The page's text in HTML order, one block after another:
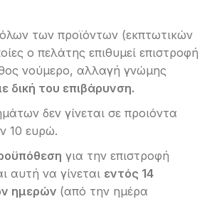
των προϊόντων (εκπτωτικών
ο πελάτης επιθυμεί επιστροφή
νούμερο, αλλαγή γνώμης
δική του επιβάρυνση.
δεν γίνεται σε προιόντα
10 ευρώ.
για την επιστροφή
αυτή να γίνεται εντός 14
ημερών (από την ημέρα